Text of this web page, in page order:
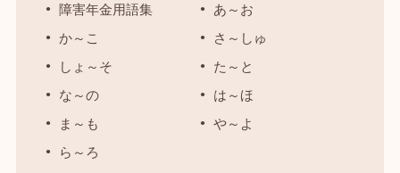
障害年金用語集
あ～お
か～こ
さ～しゅ
しょ～そ
た～と
な～の
は～ほ
ま～も
や～よ
ら～ろ